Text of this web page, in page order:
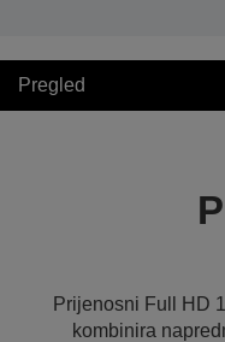
Pregled
Prijenosni Full HD
kombinira